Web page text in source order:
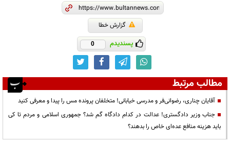
گزارش خطا
پسندیدم 0
مطالب مرتبط
آقایان چناری، رضوانی‌فر و مدرسی خیابانی! متخلفان پرونده مس را پیدا و معرفی کنید
جناب وزیر دادگستری! عدالت در کدام دادگاه گم شد؟ جمهوری اسلامی و مردم تا کی
باید هزینه منافع عده‌ای خاص را بدهند؟